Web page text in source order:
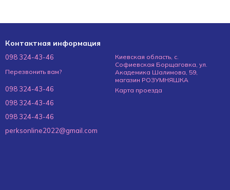
Контактная информация
098 324-43-46
Перезвонить вам?
098 324-43-46
098 324-43-46
098 324-43-46
perksonline2022@gmail.com
Киевская область, с.
Софиевская Борщаговка, ул.
Академика Шалимова, 59,
магазин РОЗУМНЯШКА
Карта проезда